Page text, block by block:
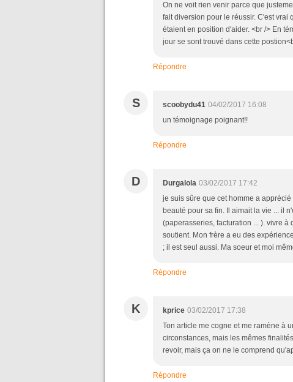
On ne voit rien venir parce que
fait diversion pour le réussir. C'est vrai
étaient en position d'aider. <br /> En
jour se sont trouvé dans cette
Répondre
S scoobydu41 04/02/2017 16:08
un témoignage poignant!!
Répondre
D Durgalola 03/02/2017 17:42
je suis sûre que cet homme a
beauté pour sa fin. Il aimait la vie ... il
(paperasseries, facturation ... ). vivre
soutient. Mon frère a eu des
; il est seul aussi. Ma soeur et moi
Répondre
K kprice 03/02/2017 17:38
Ton article me cogne et me ramène à
circonstances, mais les mêmes
revoir, mais ça on ne le comprend
Répondre